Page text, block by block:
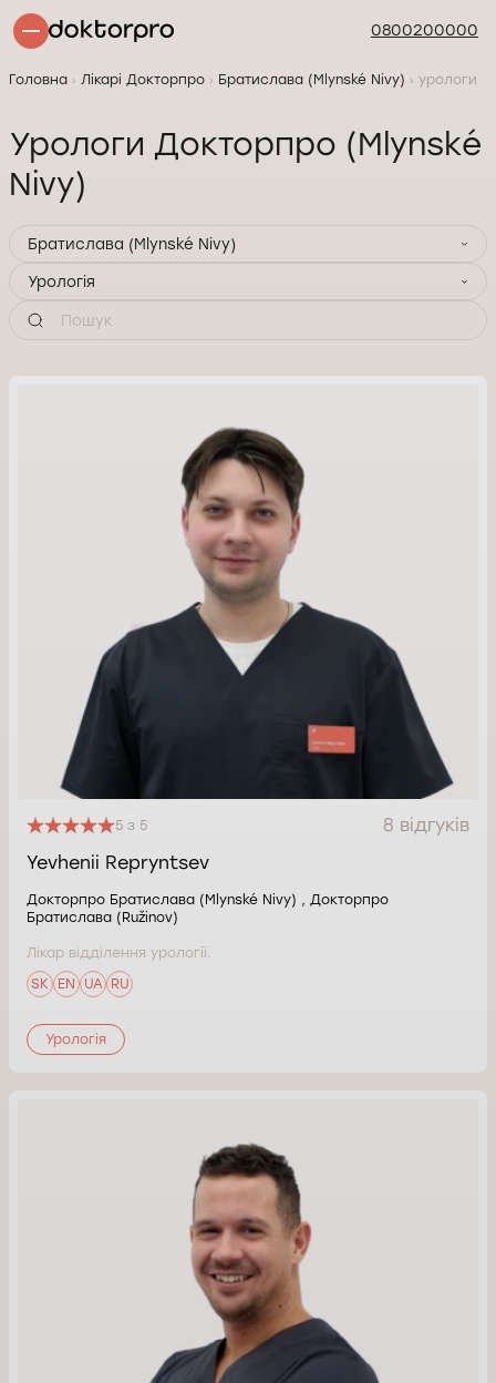
0800200000
Головна Лікарі Докторпро Братислава (Mlynské Nivy) урологи
Урологи Докторпро (Mlynské
Nivy)
Братислава (Mlynské Nivy)
Урологія
5 з 5
8 відгуків
Yevhenii Repryntsev
Докторпро Братислава (Mlynské Nivy) , Докторпро
Братислава (Ružinov)
Лікар відділення урології.
SK
EN UA RU
Урологія